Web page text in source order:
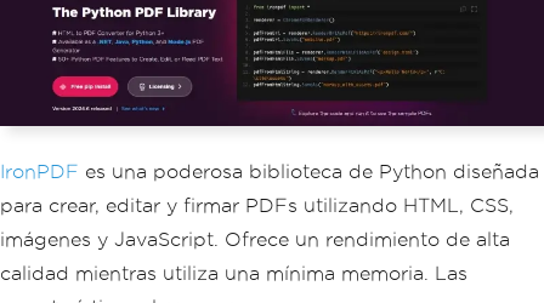
IronPDF es una poderosa biblioteca de Python diseñada
para crear, editar y firmar PDFs utilizando HTML, CSS,
imágenes y JavaScript. Ofrece un rendimiento de alta
calidad mientras utiliza una mínima memoria. Las